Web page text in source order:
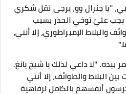
"يا جنرال وو، يرجى نقل شكري
يجب عليّ توخي الحذر بسبب
والبلاط الإمبراطوري، إلا أنني،
"لا داعي لذلك يا شيخ يانغ.
البلاط والطوائف، إلا أنني
أنفسهم بالكامل لرفاهية